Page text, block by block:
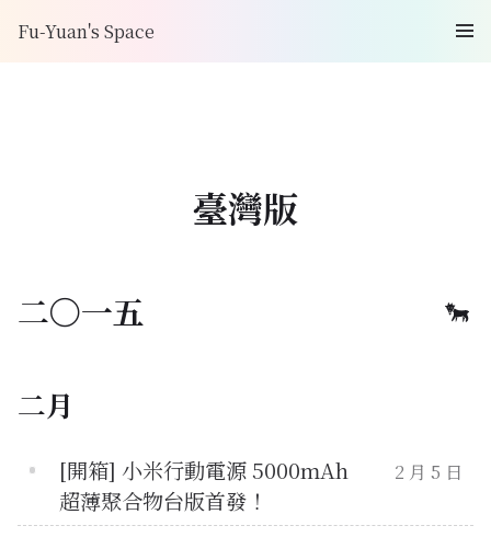
Fu-Yuan's Space
臺灣版
二〇一五
二月
[開箱] 小米行動電源 5000mAh
超薄聚合物台版首發！
2 月 5 日